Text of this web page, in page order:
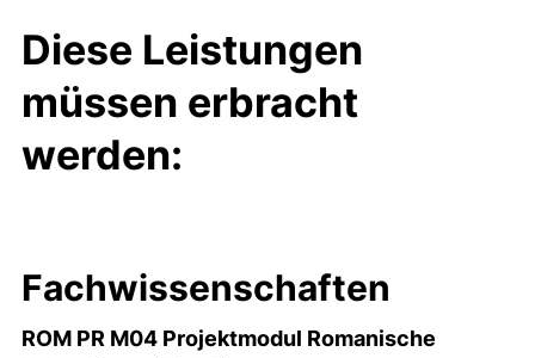
Diese Leistungen
müssen erbracht
werden:
Fachwissenschaften
ROM PR M04 Projektmodul Romanische